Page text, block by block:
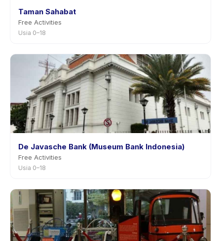
Taman Sahabat
Free Activities
Usia 0–18
De Javasche Bank (Museum Bank Indonesia)
Free Activities
Usia 0–18